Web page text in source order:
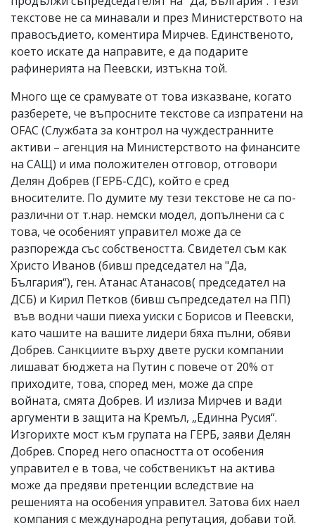
текстове не са минавали и през Министерството на
правосъдието, коментира Мирчев. Единственото,
което искате да направите, е да подарите
рафинерията на Пеевски, изтъкна той.
Много ще се срамувате от това изказване, когато
разберете, че въпросните текстове са изпратени на
OFAC (Службата за контрол на чуждестранните
активи – агенция на Министерството на финансите
на САЩ) и има положителен отговор, отговори
Делян Добрев (ГЕРБ-СДС), който е сред
вносителите. По думите му тези текстове не са по-
различни от т.нар. немски модел, допълнени са с
това, че особеният управител може да се
разпорежда със собствеността. Свидетел съм как
Христо Иванов (бивш председател на "Да,
България“), ген. Атанас Атанасов( председател на
ДСБ) и Кирил Петков (бивш съпредседател на ПП)
във водни чаши пиеха уиски с Борисов и Пеевски,
като чашите на вашите лидери бяха пълни, обяви
Добрев. Санкциите върху двете руски компании
лишават бюджета на Путин с повече от 20% от
приходите, това, според мен, може да спре
войната, смята Добрев. И излиза Мирчев и вади
аргументи в защита на Кремъл, „Единна Русия“.
Изгорихте мост към групата на ГЕРБ, заяви Делян
Добрев. Според него опасността от особения
управител е в това, че собственикът на актива
може да предяви претенции вследствие на
решенията на особения управител. Затова бих наел
компания с международна репутация, добави той.